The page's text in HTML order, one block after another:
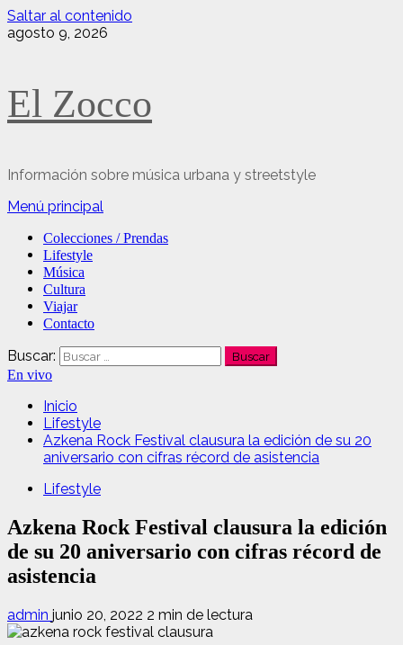
Saltar al contenido
agosto 9, 2026
El Zocco
Información sobre música urbana y streetstyle
Menú principal
Colecciones / Prendas
Lifestyle
Música
Cultura
Viajar
Contacto
Buscar:
En vivo
Inicio
Lifestyle
Azkena Rock Festival clausura la edición de su 20
aniversario con cifras récord de asistencia
Lifestyle
Azkena Rock Festival clausura la edición
de su 20 aniversario con cifras récord de
asistencia
admin junio 20, 2022 2 min de lectura